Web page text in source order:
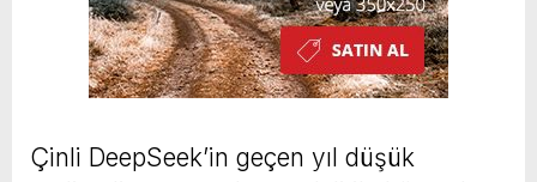
Çinli DeepSeek’in geçen yıl düşük